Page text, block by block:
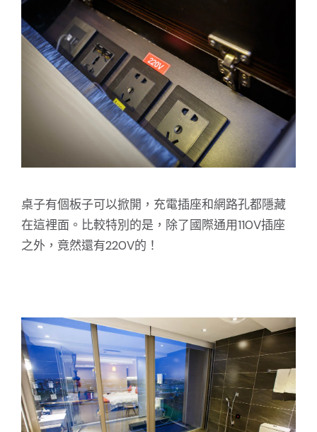
桌子有個板子可以掀開，充電插座和網路孔都隱藏
在這裡面。比較特別的是，除了國際通用110V插座
之外，竟然還有220V的！